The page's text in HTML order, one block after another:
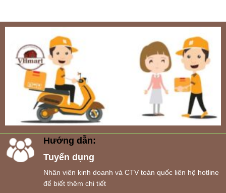
Hướng dẫn:
Tuyển dụng
Nhân viên kinh doanh và CTV toàn quốc liên hệ hotline
để biết thêm chi tiết